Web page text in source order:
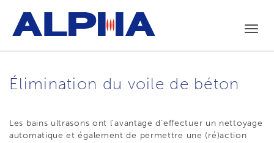
Élimination du voile de béton
Les bains ultrasons ont l’avantage d’effectuer un nettoyage
automatique et également de permettre une (ré)action